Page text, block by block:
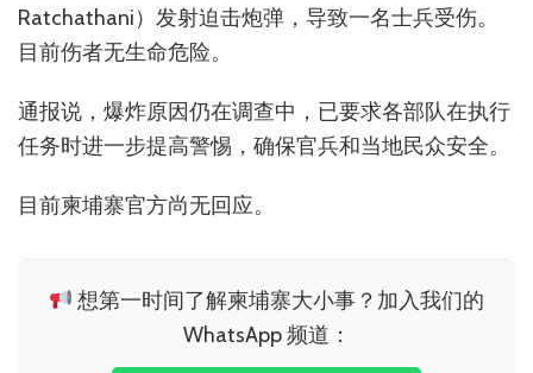
Ratchathani）发射迫击炮弹，导致一名士兵受伤。
目前伤者无生命危险。
通报说，爆炸原因仍在调查中，已要求各部队在执行
任务时进一步提高警惕，确保官兵和当地民众安全。
目前柬埔寨官方尚无回应。
想第一时间了解柬埔寨大小事？加入我们的
WhatsApp 频道：